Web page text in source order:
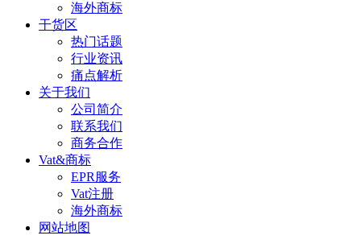
海外商标
干货区
热门话题
行业资讯
痛点解析
关于我们
公司简介
联系我们
商务合作
Vat&商标
EPR服务
Vat注册
海外商标
网站地图